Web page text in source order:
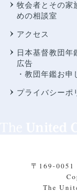
牧会者とその家
めの相談室
アクセス
日本基督教団年
広告
・教団年鑑お申
プライバシーポ
〒169-0051
The